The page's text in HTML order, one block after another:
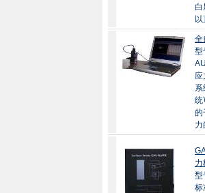
白
全
型
应
统
的
力
力
型
标